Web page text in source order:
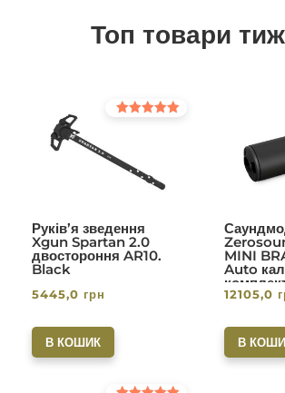
Топ товари
Руків’я зведення
Xgun Spartan 2.0
двостороння AR10.
Black
5445,0 грн
В КОШИК
MINI
Auto
різьба
12105,0
В